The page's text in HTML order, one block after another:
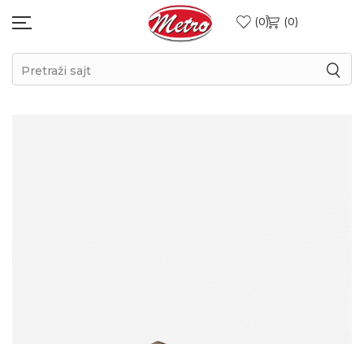
0 0
Pretraži sajt